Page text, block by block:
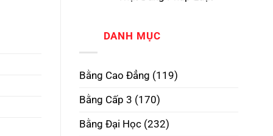
Kiến,
Mở
RMIT
Phôi
Rộng
luận
Bằng
3
Tại
Nội
Uy
DANH MỤC
Bằng Cao Đẳng (119)
Bằng Cấp 3 (170)
Bằng Đại Học(232)